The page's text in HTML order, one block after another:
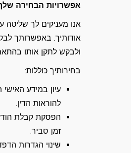
אפשרויות הבחירה
אנו מעניקים לך
אודותיך. באפשרותך
ולבקש לתקן אותו בהתאם
בחירותיך כוללות:
עיון במידע
להוראות הדין.
הפסקת קבלת
זמן סביר.
שינוי הגדרות